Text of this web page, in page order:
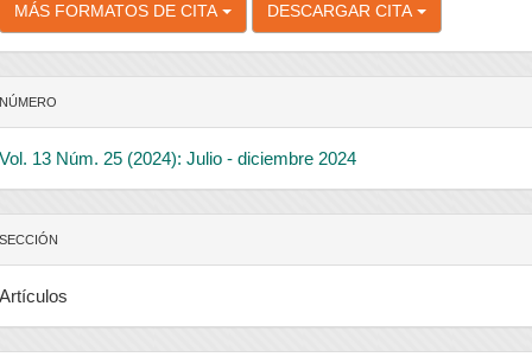
MÁS FORMATOS DE CITA DESCARGAR CITA
NÚMERO
Vol. 13 Núm. 25 (2024): Julio - diciembre 2024
SECCIÓN
Artículos